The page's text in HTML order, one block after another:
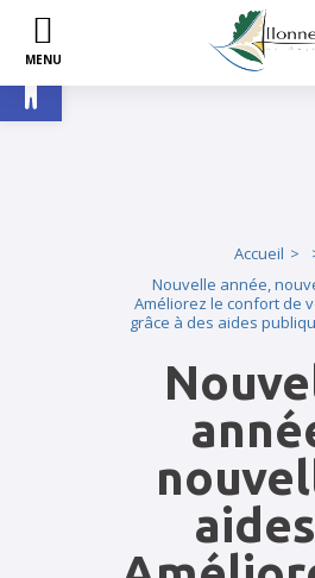
Ouvrir la barre
Accueil
Nouvelle année,
Améliorez le confort de
grâce à des aides